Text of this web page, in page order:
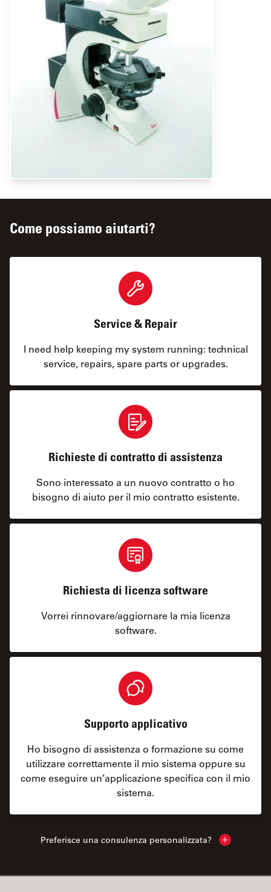
Come possiamo aiutarti?
Service & Repair
I need help keeping my system running: technical
service, repairs, spare parts or upgrades.
Richieste di contratto di assistenza
Sono interessato a un nuovo contratto o ho
bisogno di aiuto per il mio contratto esistente.
Richiesta di licenza software
Vorrei rinnovare/aggiornare la mia licenza
software.
Supporto applicativo
Ho bisogno di assistenza o formazione su come
utilizzare correttamente il mio sistema oppure su
come eseguire un’applicazione specifica con il mio
sistema.
Preferisce una consulenza personalizzata? Show local